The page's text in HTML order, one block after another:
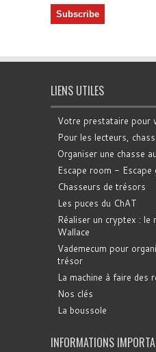
LIENS UTILES
Votre prestataire pour
Pour les lecteurs,
Organiser une chasse
Escape room - Escape
Chasseurs de trésors
Les puces du ChAT
Réaliser un cryptex : le
Wallace
Vademecum pour
trésor
La machine à faire des
Nos clés
La boussole
INFORMATIONS